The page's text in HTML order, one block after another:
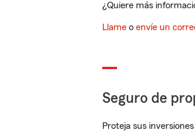
¿Quiere más
Llame o envíe un
Seguro de
Proteja sus